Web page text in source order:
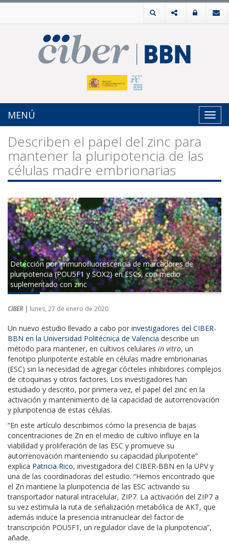
MENÚ
Describen el papel del zinc para
mantener la pluripotencia de las
células madre embrionarias
Detección por immunofluorescencia de marcadores de
pluripotencia (POU5F1 y SOX2) en ESCs, con medio
suplementado con zinc
CIBER | lunes, 27 de enero de 2020
Un nuevo estudio llevado a cabo por investigadores del CIBER-
BBN en la Universidad Politécnica de Valencia describe un
método para mantener, en cultivos celulares in vitro, un
fenotipo pluripotente estable en células madre embrionarias
(ESC) sin la necesidad de agregar cócteles inhibidores complejos
de citoquinas y otros factores. Los investigadores han
estudiado y descrito, por primera vez, el papel del zinc en la
activación y mantenimiento de la capacidad de autorrenovación
y pluripotencia de estas células.
“En este artículo describimos cómo la presencia de bajas
concentraciones de Zn en el medio de cultivo influye en la
viabilidad y proliferación de las ESC y promueve su
autorrenovación manteniendo su capacidad pluripotente”
explica Patricia Rico, investigadora del CIBER-BBN en la UPV y
una de las coordinadoras del estudio. “Hemos encontrado que
el Zn mantiene la pluripotencia de las ESC activando su
transportador natural intracelular, ZIP7. La activación del ZIP7 a
su vez estimula la ruta de señalización metabólica de AKT, que
además induce la presencia intranuclear del factor de
transcripción POU5F1, un regulador clave de la pluripotencia”,
añade.